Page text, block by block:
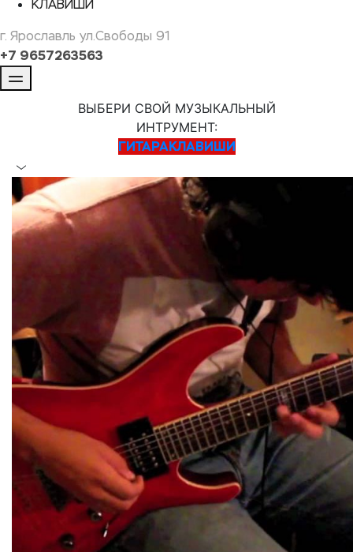
КЛАВИШИ
г. Ярославль ул.Свободы 91
+7 9657263563
ВЫБЕРИ СВОЙ МУЗЫКАЛЬНЫЙ
ИНТРУМЕНТ:
ГИТАРАКЛАВИШИ